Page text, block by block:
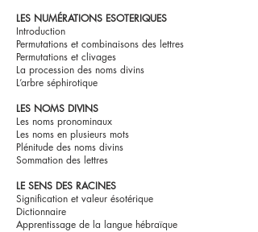
LES NUMÉRATIONS ESOTERIQUES
Introduction
Permutations et combinaisons des lettres
Permutations et clivages
La procession des noms divins
L’arbre séphirotique
LES NOMS DIVINS
Les noms pronominaux
Les noms en plusieurs mots
Plénitude des noms divins
Sommation des lettres
LE SENS DES RACINES
Signification et valeur ésotérique
Dictionnaire
Apprentissage de la langue hébraïque